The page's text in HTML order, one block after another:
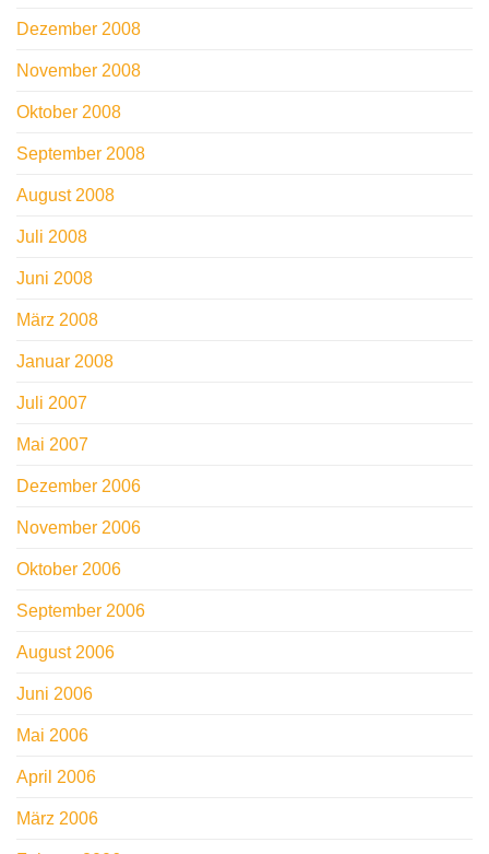
Dezember 2008
November 2008
Oktober 2008
September 2008
August 2008
Juli 2008
Juni 2008
März 2008
Januar 2008
Juli 2007
Mai 2007
Dezember 2006
November 2006
Oktober 2006
September 2006
August 2006
Juni 2006
Mai 2006
April 2006
März 2006